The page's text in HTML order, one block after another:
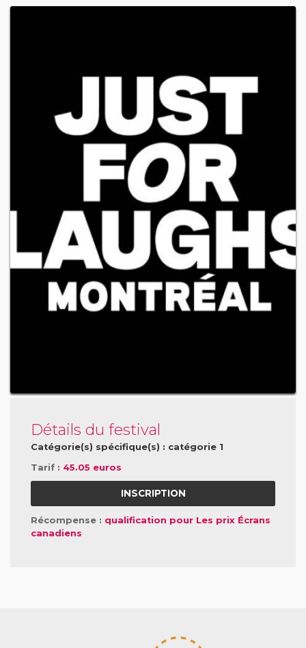
Détails du festival
Catégorie(s) spécifique(s) : catégorie 1
Tarif : 45.05 euros
INSCRIPTION
Récompense : qualification pour Les prix Écrans
canadiens